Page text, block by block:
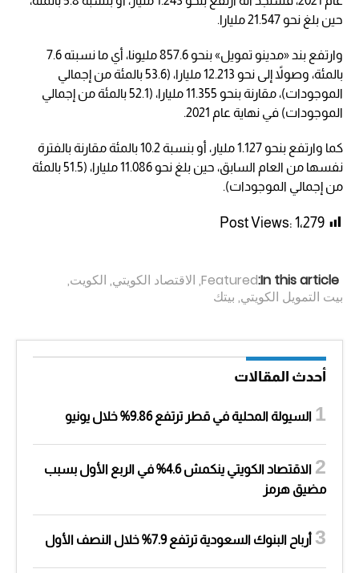
حين بلغ نحو 21.547 مليارا.
وارتفع بند «مدينو تمويل» بنحو 857.6 مليونا، أي ما نسبته 7.6
بالمئة، وصولاً إلى نحو 12.213 مليارا، (53.6 بالمئة من إجمالي
الموجودات)، مقارنة بنحو 11.355 مليارا، (52.1 بالمئة من إجمالي
الموجودات) في نهاية عام 2021.
كما وارتفع بنحو 1.127 مليار، أو بنسبة 10.2 بالمئة مقارنة بالفترة
نفسها من العام السابق، حين بلغ نحو 11.086 مليارا، (51.5 بالمئة
من إجمالي الموجودات).
Post Views: 1٬279
In this article:
Featured
, الاقتصاد الكويتي, الكويت,
بيت التمويل الكويتي, بيتك
أحدث المقالات
السيولة المحلية في قطر ترتفع 9.86% خلال يونيو
الاقتصاد الكويتي ينكمش 4.6% في الربع الأول بسبب
مضيق هرمز
أرباح البنوك السعودية ترتفع 7.9% خلال النصف الأول